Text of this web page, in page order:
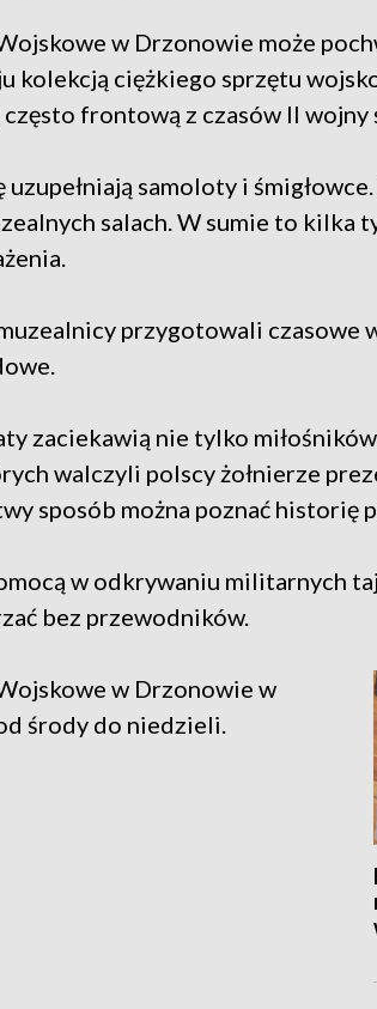
w Drzonowie może
kolekcją ciężkiego sprzętu
frontową z czasów II wojny
samoloty i
salach. W sumie to kilka
przygotowali czasowe
zaciekawią nie tylko
walczyli polscy żołnierze
sposób można poznać historię
w odkrywaniu militarnych
bez przewodników.
w Drzonowie w
środy do niedzieli.